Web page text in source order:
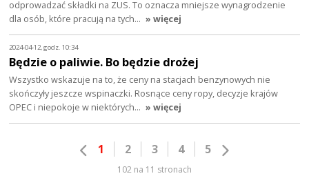
odprowadzać składki na ZUS. To oznacza mniejsze wynagrodzenie
dla osób, które pracują na tych… » więcej
2024-04-12, godz. 10:34
Będzie o paliwie. Bo będzie drożej
Wszystko wskazuje na to, że ceny na stacjach benzynowych nie
skończyły jeszcze wspinaczki. Rosnące ceny ropy, decyzje krajów
OPEC i niepokoje w niektórych… » więcej
1 2 3 4 5
102 na 11 stronach